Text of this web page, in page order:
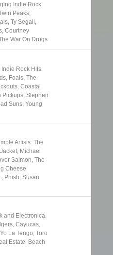
Indie Rock.
Peaks,
Ty Segall,
Courtney
War On Drugs
Rock Hits.
Foals, The
Coastal
Pickups, Stephen
Suns, Young
Artists: The
Michael
Salmon, The
Cheese
Phish, Susan
and Electronica.
Cayucas,
La Tengo, Toro
Estate, Beach